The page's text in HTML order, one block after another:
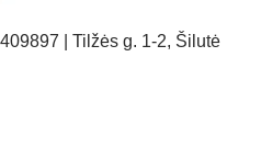
| Tilžės g. 1-2, Šilutė